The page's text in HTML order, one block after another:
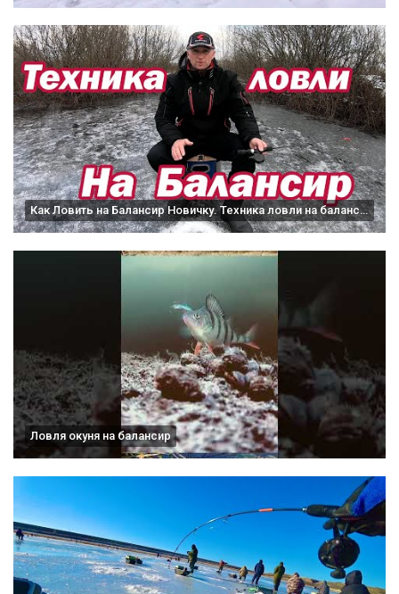
Как Ловить на Балансир Новичку. Техника ловли на балансир. Зимняя удочка. Зимняя рыбалка.
Ловля окуня на балансир